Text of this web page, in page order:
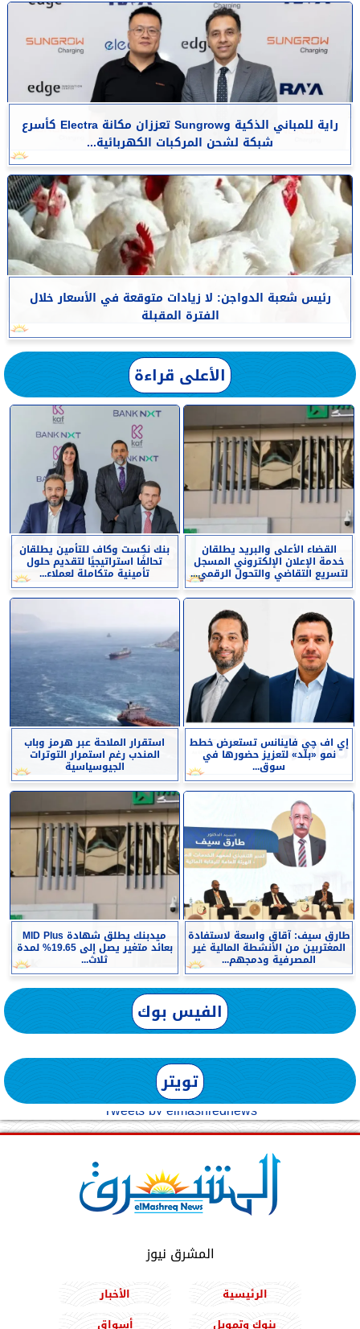
راية للمباني الذكية وSungrow تعززان مكانة Electra كأسرع
شبكة لشحن المركبات الكهربائية...
رئيس شعبة الدواجن: لا زيادات متوقعة في الأسعار خلال
الفترة المقبلة
الأعلى قراءة
القضاء الأعلى والبريد يطلقان
خدمة الإعلان الإلكتروني المسجل
لتسريع التقاضي والتحول الرقمي...
بنك نكست وكاف للتأمين يطلقان
تحالفًا استراتيجيًا لتقديم حلول
تأمينية متكاملة لعملاء...
إي اف چي فاينانس تستعرض خطط
نمو «بلد» لتعزيز حضورها في
سوق...
استقرار الملاحة عبر هرمز وباب
المندب رغم استمرار التوترات
الجيوسياسية
طارق سيف: آقاق واسعة لاستفادة
المغتربين من الأنشطة المالية غير
المصرفية ودمجهم...
ميدبنك يطلق شهادة MID Plus
بعائد متغير يصل إلى 19.65% لمدة
ثلاث...
الفيس بوك
تويتر
Tweets by elmashreqnews
المشرق نيوز
الرئيسية
الأخبار
بنوك وتمويل
أسواق